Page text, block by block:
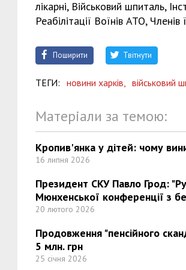
лікарні, Військовий шпиталь,
Реабілітації Воїнів АТО,
Поширити Твітнути
ТЕГИ: новини харків, військовий
Матеріали за темою:
Кропив'янка у дітей: чому
16 липня 2026
Президент СКУ Павло Грод:
Мюнхенської конференції з
20 лютого 2026
Продовження "пенсійного
5 млн. грн
25 січня 2026